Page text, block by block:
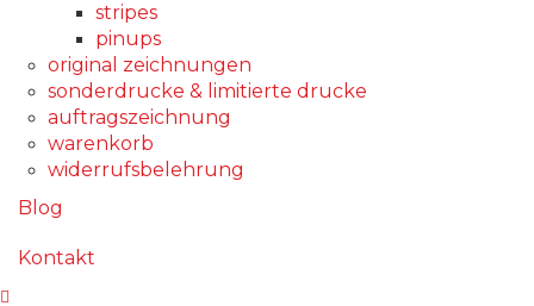
stripes
pinups
original zeichnungen
sonderdrucke & limitierte drucke
auftragszeichnung
warenkorb
widerrufsbelehrung
Blog
Kontakt